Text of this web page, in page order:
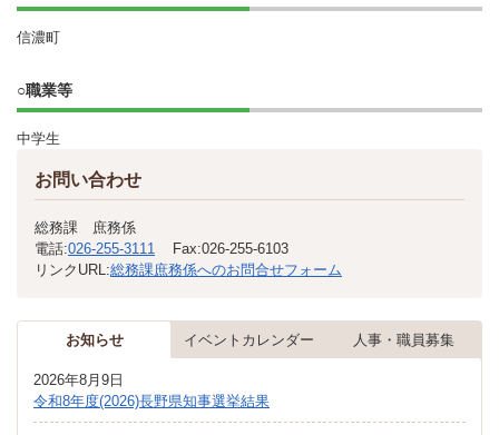
信濃町
○職業等
中学生
お問い合わせ
総務課 庶務係
電話:026-255-3111 Fax:026-255-6103
リンクURL:総務課庶務係へのお問合せフォーム
お知らせ イベントカレンダー 人事・職員募集
2026年8月9日
令和8年度(2026)長野県知事選挙結果